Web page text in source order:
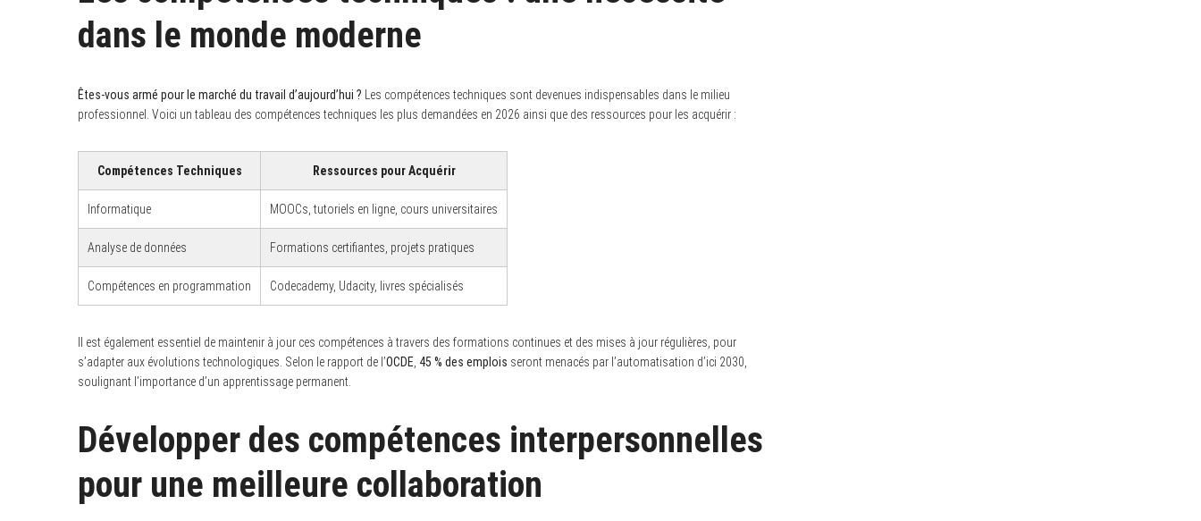
dans le monde moderne
Êtes-vous armé pour le marché du travail d’aujourd’hui ? Les compétences techniques sont devenues indispensables dans le milieu
professionnel. Voici un tableau des compétences techniques les plus demandées en 2026 ainsi que des ressources pour les acquérir :
Compétences Techniques Ressources pour Acquérir
Informatique MOOCs, tutoriels en ligne, cours universitaires
Analyse de données Formations certifiantes, projets pratiques
Compétences en programmation Codecademy, Udacity, livres spécialisés
Il est également essentiel de maintenir à jour ces compétences à travers des formations continues et des mises à jour régulières, pour
s’adapter aux évolutions technologiques. Selon le rapport de l’OCDE 45 % des emplois seront menacés par l’automatisation d’ici 2030,
soulignant l’importance d’un apprentissage permanent.
Développer des compétences interpersonnelles
pour une meilleure collaboration
r
c
r
: